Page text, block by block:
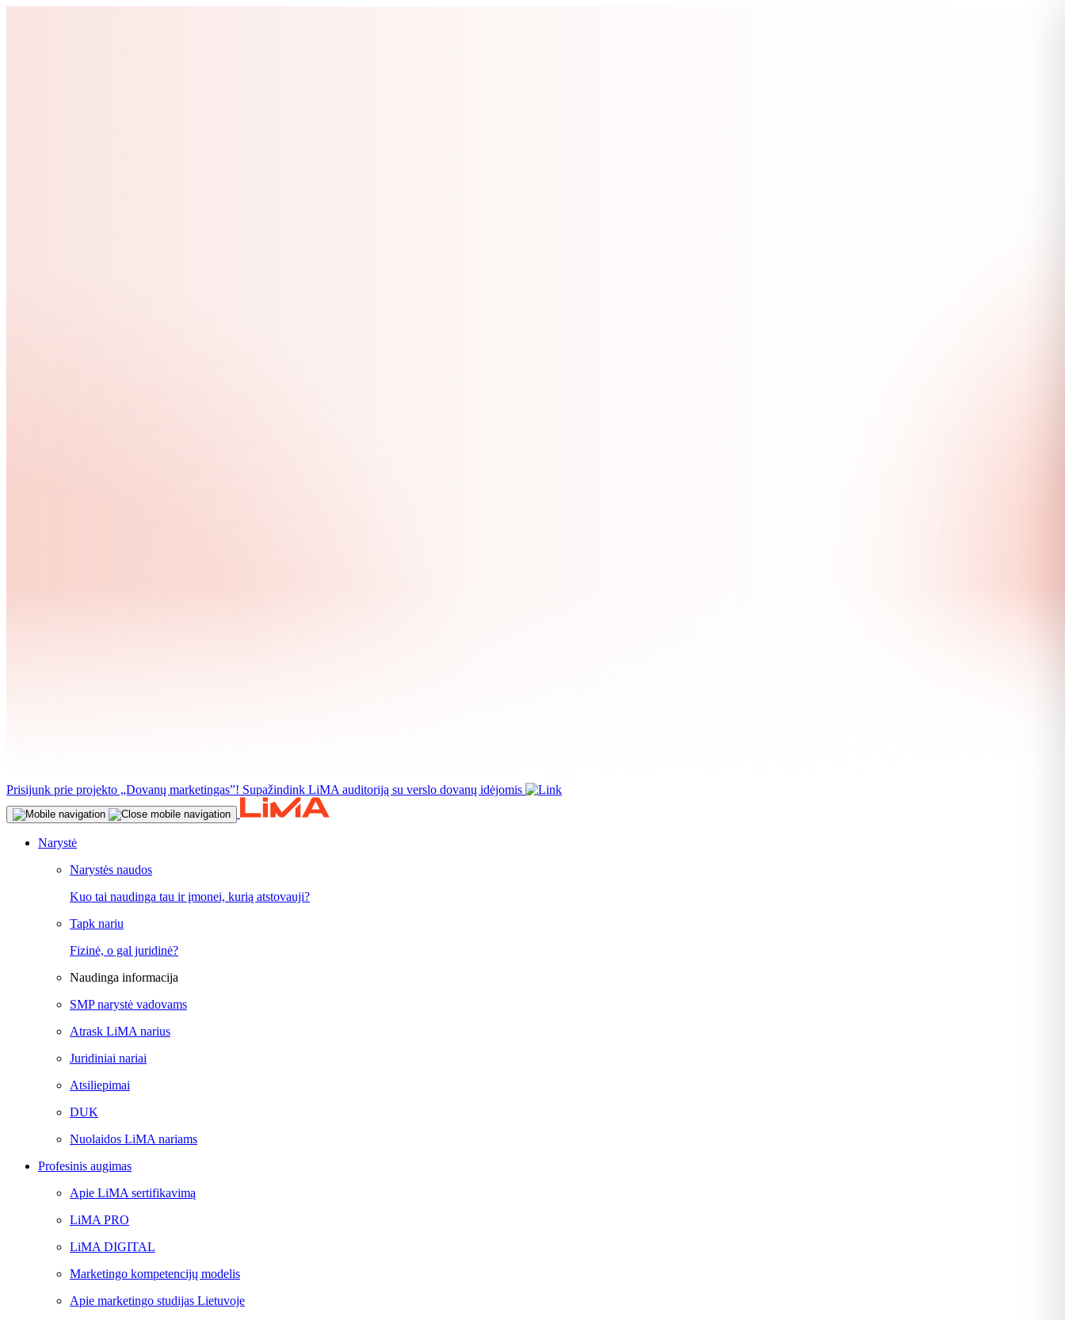
Prisijunk prie projekto „Dovanų marketingas”! Supažindink LiMA auditoriją su verslo dovanų idėjomis
Narystė
Narystės naudos
Kuo tai naudinga tau ir įmonei, kurią atstovauji?
Tapk nariu
Fizinė, o gal juridinė?
Naudinga informacija
SMP narystė vadovams
Atrask LiMA narius
Juridiniai nariai
Atsiliepimai
DUK
Nuolaidos LiMA nariams
Profesinis augimas
Apie LiMA sertifikavimą
LiMA PRO
LiMA DIGITAL
Marketingo kompetencijų modelis
Apie marketingo studijas Lietuvoje